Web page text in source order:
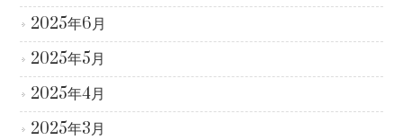
2025年6月
2025年5月
2025年4月
2025年3月